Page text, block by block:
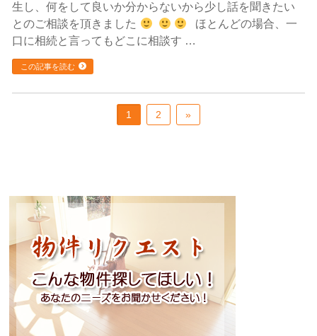
生し、何をして良いか分からないから少し話を聞きたい
とのご相談を頂きました
ほとんどの場合、一
口に相続と言ってもどこに相談す …
この記事を読む
1 2 »